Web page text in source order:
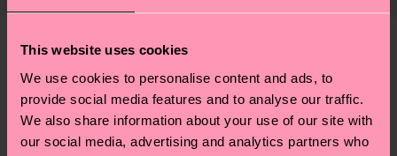
This website uses cookies
We use cookies to personalise content and ads, to
provide social media features and to analyse our traffic.
We also share information about your use of our site with
our social media, advertising and analytics partners who
ARTICLE 1:79% Mélange de coton biologique, 6%
Polyamide, 14% Polyamide recyclé, 1% Elasthanne
ARTICLE 2:79% Mélange de coton biologique, 6%
Polyamide, 14% Polyamide recyclé, 1% Elasthanne
ARTICLE 3:79% Mélange de coton biologique, 6%
correctement ses chaussettes, et BIEN PLUS
conseils et astuces, rendez-vous sur notre page
Développement durable.
dépend de vos services postaux locaux.
Vous avez des questions sur les retours ? Visitez
notre pageRetourpour trouver les réponses aux
questions les plus fréquemment posées.